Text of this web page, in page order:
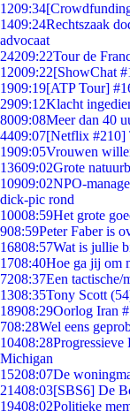
1209:34
1409:24Rechtszaak
advocaat
24209:22Tour de
12009:22[ShowChat
1909:19[ATP Tour]
2909:12Klacht
8009:08Meer dan 40
4409:07[Netflix
1909:05Vrouwen
13609:02Grote
10909:02NPO-
dick-pic rond
10008:59Het grote
908:59Peter Faber is
16808:57Wat is jullie
1708:40Hoe ga jij om
7208:37Een tactische/
1308:35Tony Scott
18908:29Oorlog Iran
708:28Wel eens
10408:28
Michigan
15208:07De
21408:03[SBS6] De
19408:02Politieke